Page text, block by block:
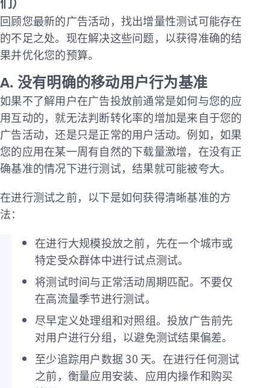
们）
回顾您最新的广告活动，找出增量性测试可能存在
的不足之处。现在解决这些问题，以获得准确的结
果并优化您的预算。
A. 没有明确的移动用户行为基准
如果不了解用户在广告投放前通常是如何与您的应
用互动的，就无法判断转化率的增加是来自于您的
广告活动，还是只是正常的用户活动。例如，如果
您的应用在某一周有自然的下载量激增，在没有正
确基准的情况下进行测试，结果就可能被夸大。
在进行测试之前，以下是如何获得清晰基准的方
法：
在进行大规模投放之前，先在一个城市或
特定受众群体中进行试点测试。
将测试时间与正常活动周期匹配。不要仅
在高流量季节进行测试。
尽早定义处理组和对照组。投放广告前先
对用户进行分组，以避免测试结果偏差。
至少追踪用户数据 30 天。在进行任何测试
之前，衡量应用安装、应用内操作和购买